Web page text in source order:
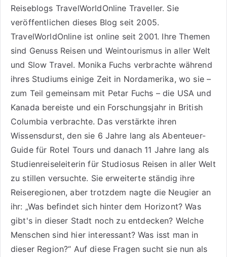
Reiseblogs TravelWorldOnline Traveller. Sie
veröffentlichen dieses Blog seit 2005.
TravelWorldOnline ist online seit 2001. Ihre Themen
sind Genuss Reisenund Weintourismusin aller Welt
und Slow Travel. Monika Fuchs verbrachte während
ihres Studiums einige Zeit in Nordamerika, wo sie –
zum Teil gemeinsam mit Petar Fuchs – die USA und
Kanada bereiste und ein Forschungsjahr in British
Columbia verbrachte. Das verstärkte ihren
Wissensdurst, den sie 6 Jahre lang alsAbenteuer-
Guide für Rotel Tours und danach 11 Jahre lang als
Studienreiseleiterin für Studiosus Reisen in aller Welt
zu stillen versuchte. Sie erweiterte ständig ihre
Reiseregionen, aber trotzdem nagte die Neugier an
ihr: „Was befindet sich hinter dem Horizont? Was
gibt's in dieser Stadt noch zu entdecken? Welche
Menschen sind hier interessant? Was isst man in
dieser Region?“ Auf diese Fragen sucht sie nun als